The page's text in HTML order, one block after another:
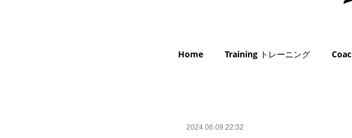
Home Training トレーニング
2024.06.09 22:32